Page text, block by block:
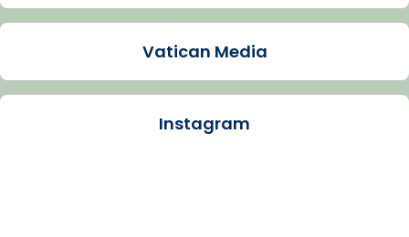
Imatge: Generada amb IA (OpenAI)
Arquebisbat de Barcelona
Vatican Media
Instagram